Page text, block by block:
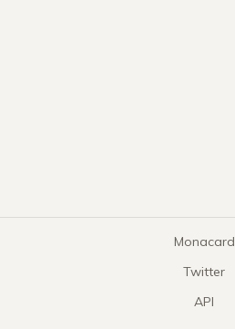
Monacard
Twitter
API